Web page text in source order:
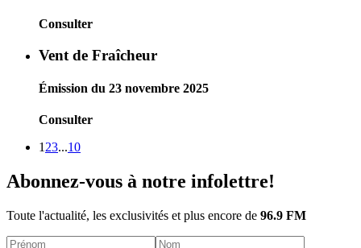
Consulter
Vent de Fraîcheur
Émission du 23 novembre 2025
Consulter
1 23...10
Abonnez-vous à notre infolettre!
Toute l'actualité, les exclusivités et plus encore de 96.9 FM